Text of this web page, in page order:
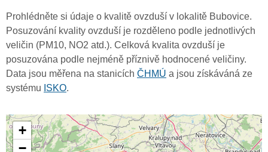
Prohlédněte si údaje o kvalitě ovzduší v lokalitě Bubovice.
Posuzování kvality ovzduší je rozděleno podle jednotlivých
veličin (PM10, NO2 atd.). Celková kvalita ovzduší je
posuzována podle nejméně příznivě hodnocené veličiny.
Data jsou měřena na stanicích ČHMÚ a jsou získáváná ze
systému ISKO.
+
−